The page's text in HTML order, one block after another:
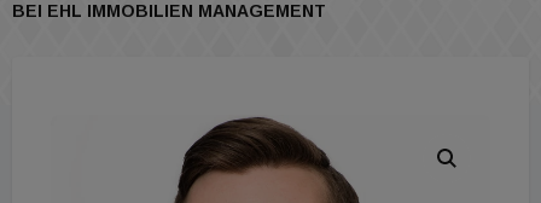
BEI EHL IMMOBILIEN MANAGEMENT